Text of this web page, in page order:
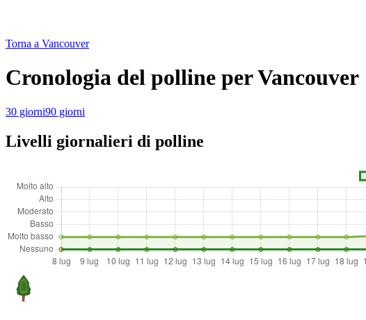
Torna a Vancouver
Cronologia del polline per Vancouver
30 giorni90 giorni
Livelli giornalieri di polline